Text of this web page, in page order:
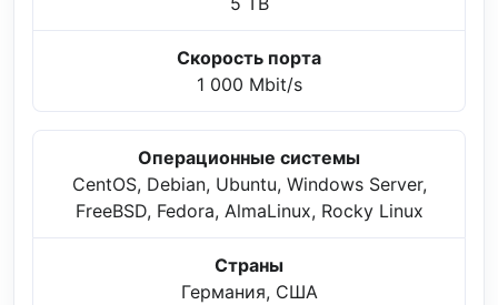
Скорость порта
1 000 Mbit/s
Операционные системы
CentOS, Debian, Ubuntu, Windows Server,
FreeBSD, Fedora, AlmaLinux, Rocky Linux
Страны
Германия, США